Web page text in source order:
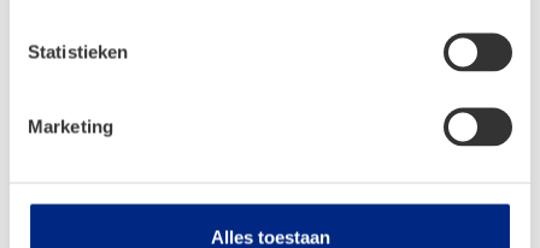
Statistieken
Marketing
Alles toestaan
Onderdelen aanvraag